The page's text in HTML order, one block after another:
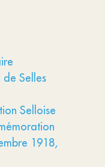
Selles
Selloise
1918,